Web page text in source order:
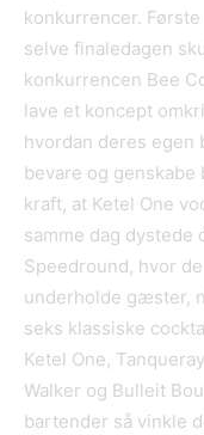
konkurrencer.
selve finaledagen
konkurrencen Bee
lave et koncept
hvordan deres egen
bevare og
kraft, at Ketel One
samme dag dystede
Speedround, hvor
underholde gæster,
seks klassiske
Ketel One,
Walker og Bulleit
bartender så vinkle